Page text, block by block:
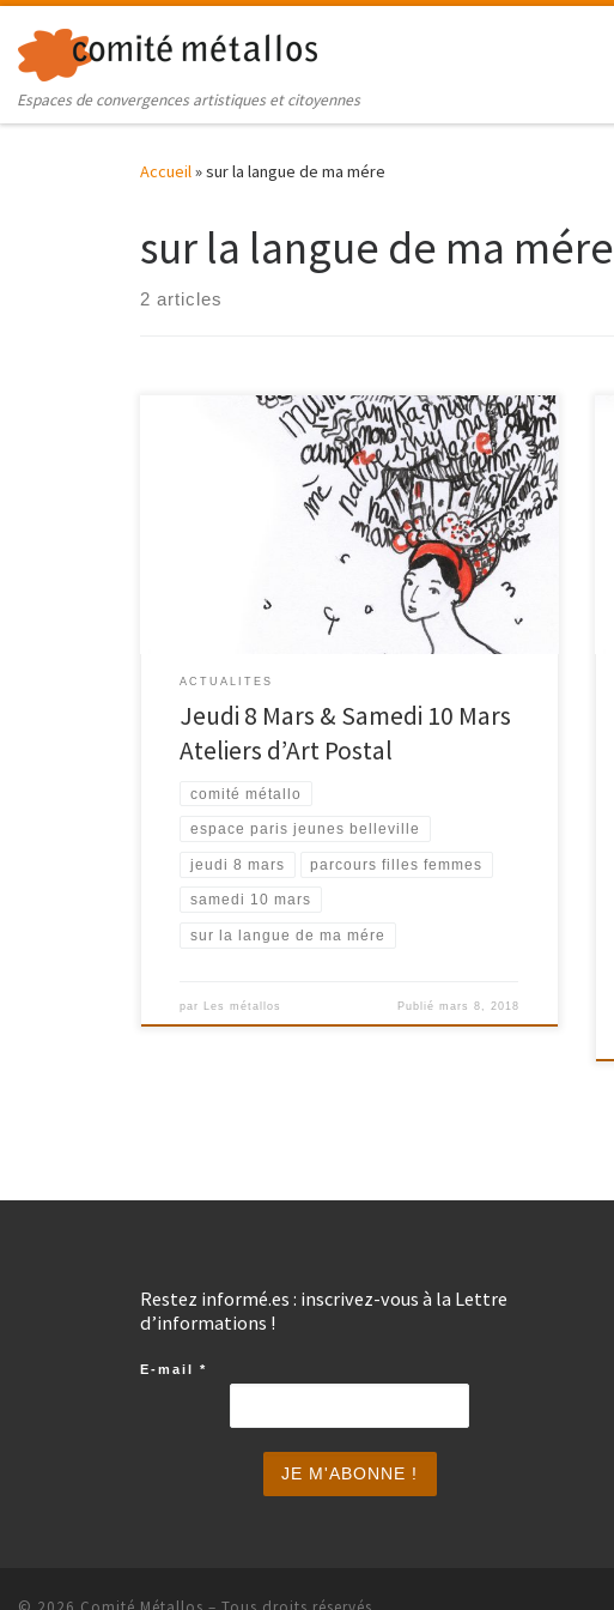
Skip to content
Espaces de convergences artistiques et citoyennes
Accueil»sur la langue de ma mére
sur la langue de ma mére
2 articles
15éme Parcours Filles Femmes 2018 du 8 au 25 mars
SUR LA LANGUE DE MA MÈRE, en-quête et trocs de
Matrimoines Les LANGUES MATERNELLES nous
engendrent et construisent notre pensée, impulsent
les rythmes de nos corps, et bercent de leur musique
nos oreilles. Langue-matrice de l’enfance, mots de
ACTUALITES
Jeudi 8 Mars & Samedi 10 Mars
Ateliers d’Art Postal
comité métallo
espace paris jeunes belleville
jeudi 8 mars parcours filles femmes
samedi 10 mars
sur la langue de ma mére
par Les métallos Publié mars 8, 2018
Restez informé.es : inscrivez-vous à la Lettre
d’informations !
E-mail *